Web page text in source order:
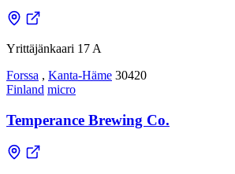
Yrittäjänkaari 17 A
Forssa , Kanta-Häme 30420
Finland micro
Temperance Brewing Co.